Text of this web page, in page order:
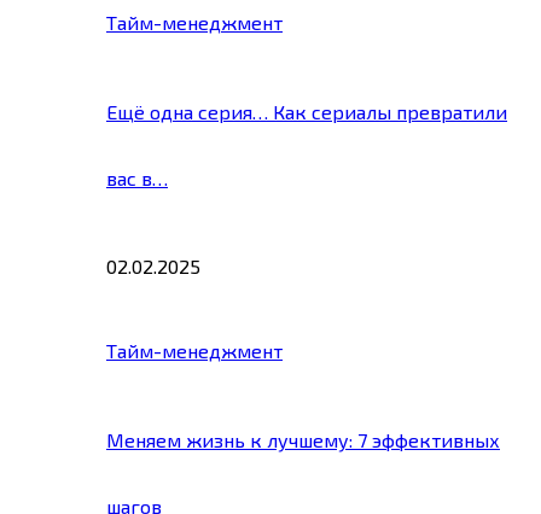
Тайм-менеджмент
Ещё одна серия… Как сериалы превратили
вас в…
02.02.2025
Тайм-менеджмент
Меняем жизнь к лучшему: 7 эффективных
шагов